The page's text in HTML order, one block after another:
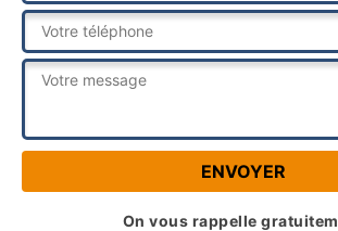
On vous rappelle